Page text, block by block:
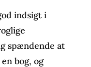
indsigt i
spændende at
bog, og